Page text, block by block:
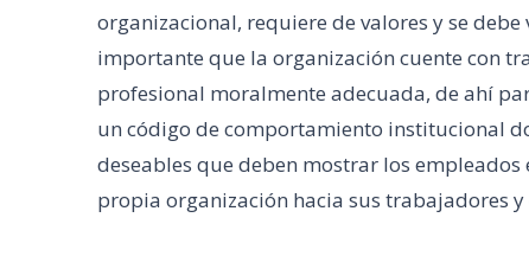
organizacional, requiere de valores y se
importante que la organización cuente con
profesional moralmente adecuada, de ahí
un código de comportamiento institucional
deseables que deben mostrar los
propia organización hacia sus trabajadores y